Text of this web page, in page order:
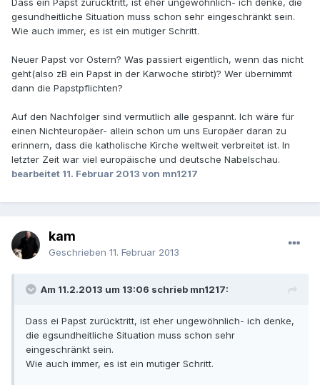
gesundheitliche Situation muss schon sehr eingeschränkt sein.
Wie auch immer, es ist ein mutiger Schritt.
Neuer Papst vor Ostern? Was passiert eigentlich, wenn das nicht
geht(also zB ein Papst in der Karwoche stirbt)? Wer übernimmt
dann die Papstpflichten?
Auf den Nachfolger sind vermutlich alle gespannt. Ich wäre für
einen Nichteuropäer- allein schon um uns Europäer daran zu
erinnern, dass die katholische Kirche weltweit verbreitet ist. In
letzter Zeit war viel europäische und deutsche Nabelschau.
bearbeitet 11. Februar 2013 von mn1217
kam
Geschrieben 11. Februar 2013
Am 11.2.2013 um 13:06 schrieb mn1217:
Dass ei Papst zurücktritt, ist eher ungewöhnlich- ich denke,
die egsundheitliche Situation muss schon sehr
eingeschränkt sein.
Wie auch immer, es ist ein mutiger Schritt.